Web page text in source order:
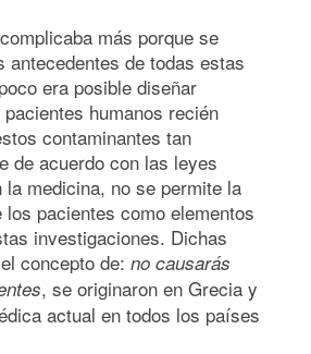
más porque se
antecedentes de todas estas
era posible diseñar
humanos recién
contaminantes tan
de acuerdo con las leyes
medicina, no se permite la
pacientes como elementos
investigaciones. Dichas
concepto de: no causarás
, se originaron en Grecia y
actual en todos los países